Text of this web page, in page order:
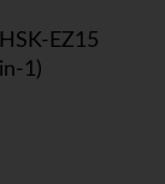
EZ15
1)